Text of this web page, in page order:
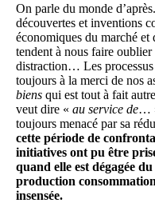
On parle du monde
découvertes et inventions
économiques du marché et
tendent à nous faire oublier
distraction… Les
toujours à la merci de nos
biens qui est tout à fait
veut dire « au service de…
toujours menacé par sa
cette période de
initiatives ont pu être
quand elle est dégagée du
production
insensée.